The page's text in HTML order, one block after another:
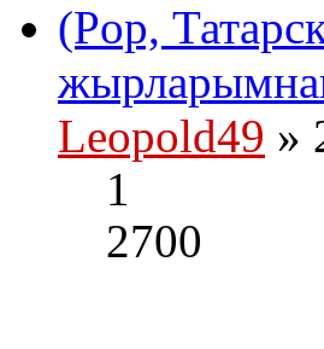
(Pop,
Leopold49 »
1
2700